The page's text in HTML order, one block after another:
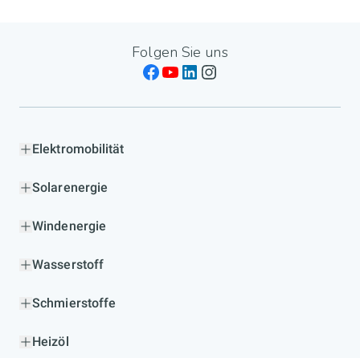
Folgen Sie uns
Elektromobilität
Solarenergie
Windenergie
Wasserstoff
Schmierstoffe
Heizöl